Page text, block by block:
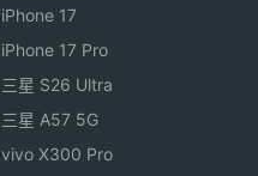
iPhone 17
iPhone 17 Pro
三星 S26 Ultra
三星 A57 5G
vivo X300 Pro